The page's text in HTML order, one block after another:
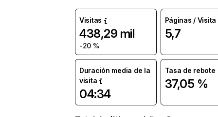
Visitas
438,29 mil
-20 %
Páginas / Visita
5,7
Duración media de la
visita
04:34
Tasa de rebote
37,05 %